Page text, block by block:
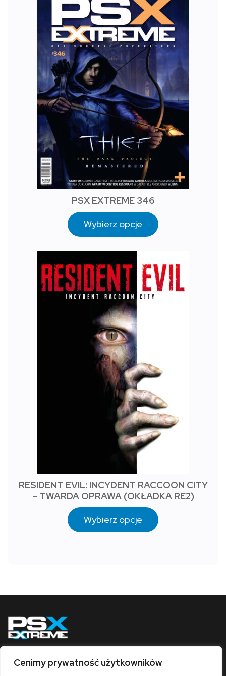
Cenimy prywatność użytkowników
PSX EXTREME 346
Wybierz opcje
RESIDENT EVIL: INCYDENT RACCOON CITY
– TWARDA OPRAWA (OKŁADKA RE2)
Wybierz opcje
Obserwuj nas